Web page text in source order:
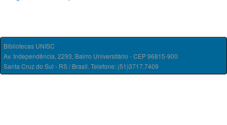
Bibliotecas UNISC
Av. Independência, 2293, Bairro Universitário - CEP 96815-900
Santa Cruz do Sul - RS / Brasil. Telefone: (51)3717.7409